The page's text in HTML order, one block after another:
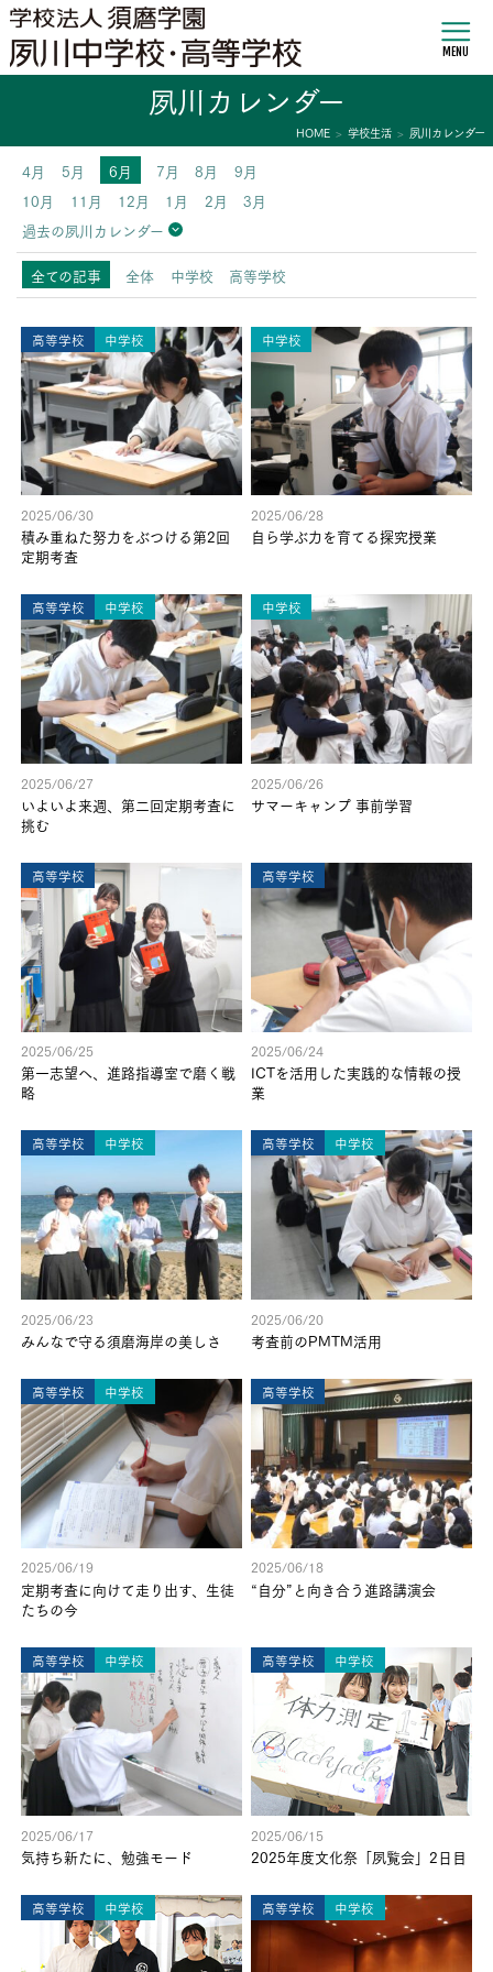
MENU
夙川カレンダー
HOME 学校生活 夙川カレンダー
4月 5月 6月 7月 8月
9月
10月
11月 12月 1月 2月
3月
過去の夙川カレンダー
2026年度
2025年度
2024年度
2023年度
2022年度
2021年度
2020年度
2019年度
2018年度
2017年度
2016年度
2015年度
2014年度
2013年度
全ての記事
全体 中学校 高等学校
高等学校 中学校
2025/06/30
積み重ねた努力をぶつける第2回
定期考査
中学校
2025/06/28
自ら学ぶ力を育てる探究授業
高等学校 中学校
2025/06/27
いよいよ来週、第二回定期考査に
挑む
中学校
2025/06/26
サマーキャンプ 事前学習
高等学校
2025/06/25
第一志望へ、進路指導室で磨く戦
略
高等学校
2025/06/24
ICTを活用した実践的な情報の授
業
高等学校 中学校
2025/06/23
みんなで守る須磨海岸の美しさ
高等学校 中学校
2025/06/20
考査前のPMTM活用
高等学校 中学校
2025/06/19
定期考査に向けて走り出す、生徒
たちの今
高等学校
2025/06/18
“自分”と向き合う進路講演会
高等学校 中学校
2025/06/17
気持ち新たに、勉強モード
高等学校 中学校
2025/06/15
2025年度文化祭「夙覧会」2日目
高等学校 中学校 高等学校 中学校